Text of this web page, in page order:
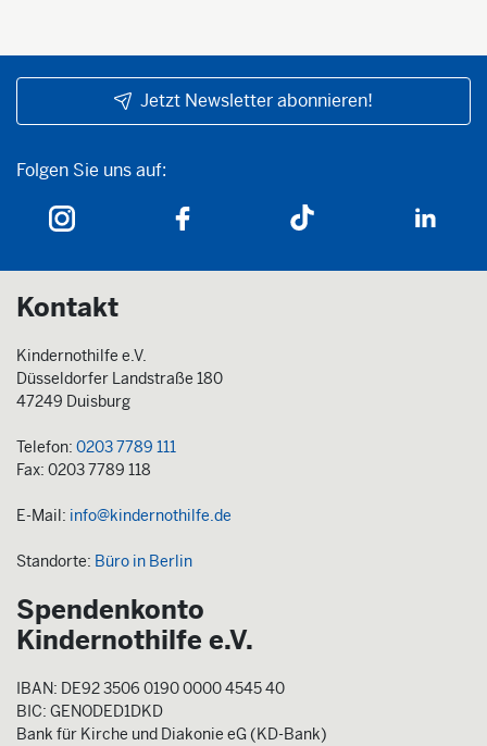
Jetzt Newsletter abonnieren!
Folgen Sie uns auf:
Folgen Sie uns auf:
Kontakt
Kindernothilfe e.V.
Düsseldorfer Landstraße 180
47249 Duisburg
Telefon: 0203 7789 111
Fax: 0203 7789 118
E-Mail: info@kindernothilfe.de
Standorte: Büro in Berlin
Spendenkonto
Kindernothilfe e.V.
IBAN: DE92 3506 0190 0000 4545 40
BIC: GENODED1DKD
Bank für Kirche und Diakonie eG (KD-Bank)